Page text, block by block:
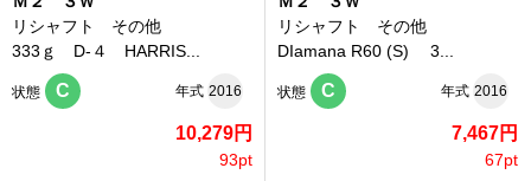
リシャフト その他
333ｇ D-４ HARRIS...
状態 C 年式 2016
10,279円
93pt
リシャフト その他
DIamana R60 (S) 3...
状態 C 年式 2016
7,467円
67pt